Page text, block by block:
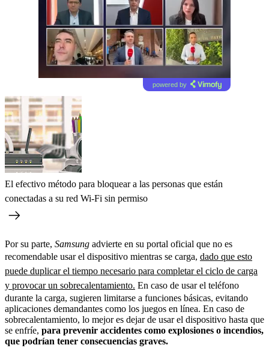
powered by
El efectivo método para bloquear a las personas que están
conectadas a su red Wi-Fi sin permiso
Por su parte, Samsung advierte en su portal oficial que no es
recomendable usar el dispositivo mientras se carga, dado que esto
puede duplicar el tiempo necesario para completar el ciclo de carga
y provocar un sobrecalentamiento. En caso de usar el teléfono
durante la carga, sugieren limitarse a funciones básicas, evitando
aplicaciones demandantes como los juegos en línea. En caso de
sobrecalentamiento, lo mejor es dejar de usar el dispositivo hasta que
se enfríe, para prevenir accidentes como explosiones o incendios,
que podrían tener consecuencias graves.